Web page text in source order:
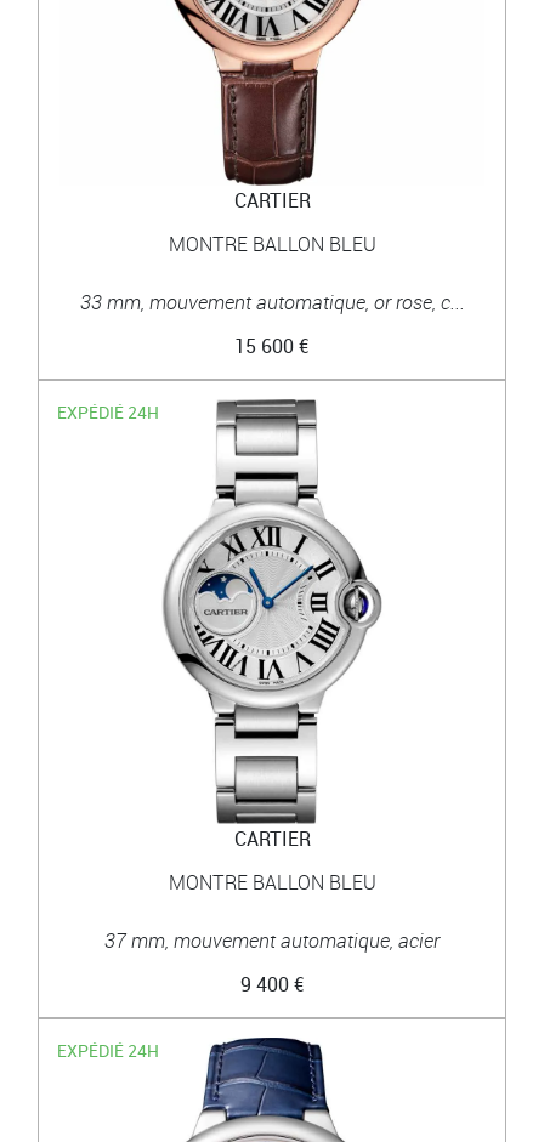
CARTIER
MONTRE BALLON BLEU
33 mm, mouvement automatique, or rose, c...
15 600 €
EXPÉDIÉ 24H
CARTIER
MONTRE BALLON BLEU
37 mm, mouvement automatique, acier
9 400 €
EXPÉDIÉ 24H